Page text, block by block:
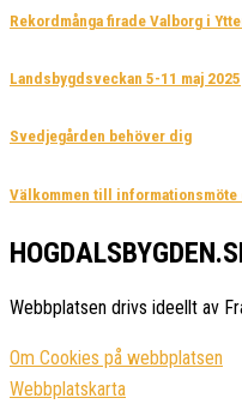
Rekordmånga firade Valborg i
Landsbygdsveckan 5-11 maj 2025
Svedjegården behöver dig
Välkommen till informationsmöte
Webbplatsen drivs ideellt av
Om Cookies på webbplatsen
Webbplatskarta